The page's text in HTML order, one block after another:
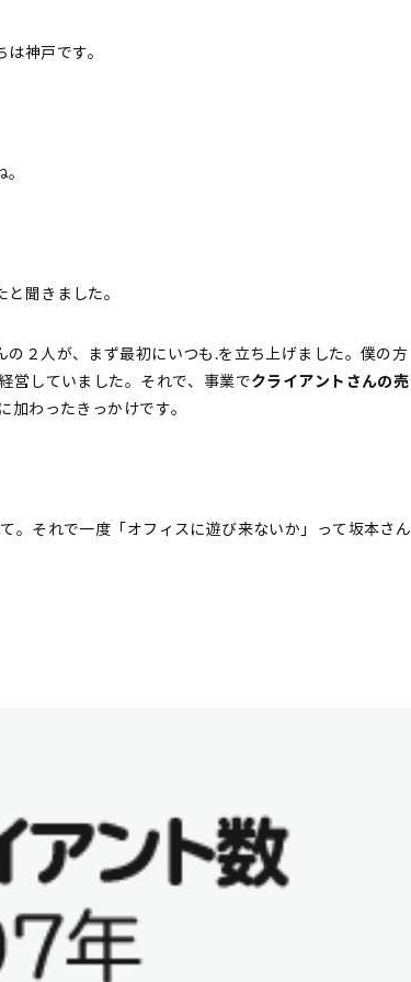
神戸です。
聞きました。
２人が、まず最初にいつも.を立ち上げました。僕の方
営していました。それで、事業でクライアントさんの売
わったきっかけです。
。それで一度「オフィスに遊び来ないか」って坂本さん